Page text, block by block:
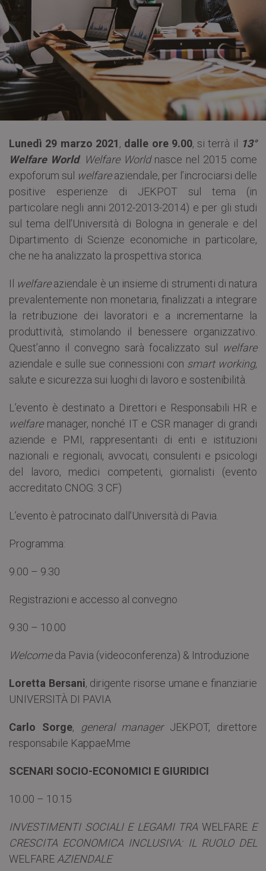
Lunedì 29 marzo 2021, dalle ore 9.00, si terrà il
13°
Welfare World. Welfare Worldnasce nel 2015 come
expoforum sul welfareaziendale, per l’incrociarsi delle
positive esperienze di JEKPOT sul tema (in
particolare negli anni 2012-2013-2014) e per gli studi
sul tema dell’Università di Bologna in generale e del
Dipartimento di Scienze economiche in particolare,
che ne ha analizzato la prospettiva storica.
Il welfareaziendale è un insieme di strumenti di natura
prevalentemente non monetaria, finalizzati a integrare
la retribuzione dei lavoratori e a incrementarne la
produttività, stimolando il benessere organizzativo.
Quest’anno il convegno sarà focalizzato sul
welfare
aziendale e sulle sue connessioni con smart working,
salute e sicurezza sui luoghi di lavoro e sostenibilità.
L’evento è destinato a Direttori e Responsabili HR e
welfaremanager, nonché IT e CSR manager di grandi
aziende e PMI, rappresentanti di enti e istituzioni
nazionali e regionali, avvocati, consulenti e psicologi
del lavoro, medici competenti, giornalisti (evento
accreditato CNOG: 3 CF)
L’evento è patrocinato dall’Università di Pavia.
Programma:
9.00 – 9.30
Registrazioni e accesso al convegno
9.30 – 10.00
Welcomeda Pavia (videoconferenza) & Introduzione
Loretta Bersani, dirigente risorse umane e finanziarie
UNIVERSITÀ DI PAVIA
Carlo Sorge, general managerJEKPOT, direttore
responsabile KappaeMme
SCENARI SOCIO-ECONOMICI E GIURIDICI
10.00 – 10.15
INVESTIMENTI SOCIALI E LEGAMI TRA WELFAREE
CRESCITA ECONOMICA INCLUSIVA: IL RUOLO DEL
WELFARE AZIENDALE